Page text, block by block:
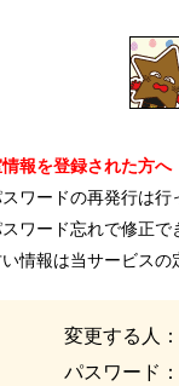
報を登録された方へ
スワードの再発行は行
スワード忘れで修正
い情報は当サービス
変更する人：
パスワード：